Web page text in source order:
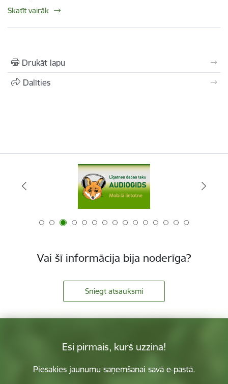
Skatīt vairāk
Drukāt lapu
Dalīties
Vai šī informācija bija noderīga?
Sniegt atsauksmi
Esi pirmais, kurš uzzina!
Piesakies jaunumu saņemšanai savā e-pastā.